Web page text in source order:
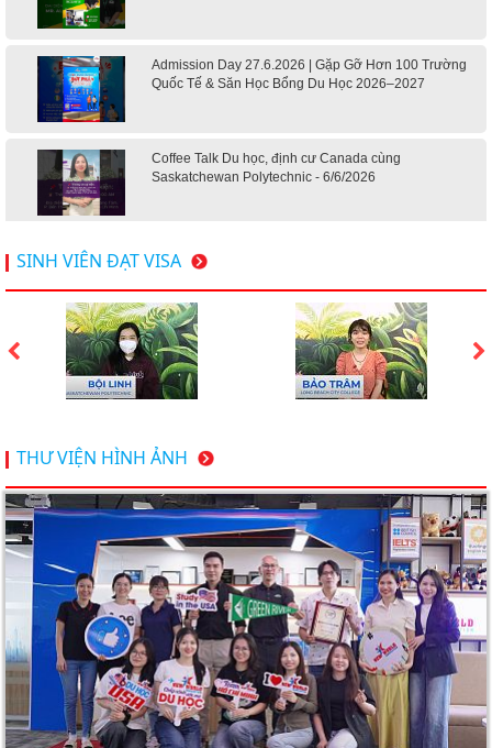
Admission Day 27.6.2026 | Gặp Gỡ Hơn 100 Trường
Quốc Tế & Săn Học Bổng Du Học 2026–2027
Coffee Talk Du học, định cư Canada cùng
Saskatchewan Polytechnic - 6/6/2026
Hội thảo du học Mỹ 18.4.2026 - Đại học Mỹ học phí
dưới 20k/ năm
Du học Mỹ 2026 - Lấy bằng cử nhân lúc 20 tuổi cùng
chương trình High School Completion, Washington
bạn khám phá
Du học Mỹ năm 2026: Cơ hội học tập và trải nghiệm tại
nền giáo dục hàng đầu
TƯ VẤN DU HỌC TOÀN DIỆN – BƯỚC ĐỆM VỮNG
CHẮC TỪ NEW WORLD EDUCATION
DU HỌC ÚC DẦN TRỞ THÀNH LỰA CHỌN HÀNG
ĐẦU CỦA DU HỌC SINH NĂM 2026 – VÀ TẤT CẢ
SINH VIÊN ĐẠT VISA
THƯ VIỆN HÌNH ẢNH